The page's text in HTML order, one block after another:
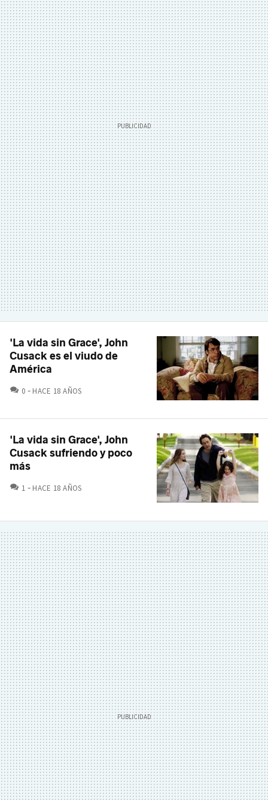
'La vida sin Grace', John
Cusack es el viudo de
América
0 COMENTARIOS
HACE 18 AÑOS
'La vida sin Grace', John
Cusack sufriendo y poco
más
1 COMENTARIOS
HACE 18 AÑOS